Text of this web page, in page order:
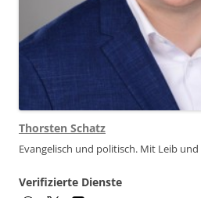
Thorsten Schatz
Evangelisch und politisch. Mit Leib und
Verifizierte Dienste